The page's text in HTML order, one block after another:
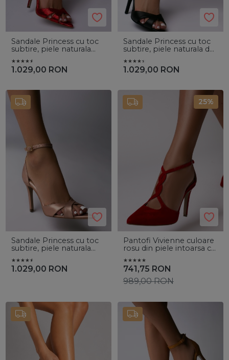
Sandale Princess cu toc
subtire, piele naturala
1.029,00 RON
Sandale Princess cu toc
subtire, piele naturala de
1.029,00 RON
Sandale Princess cu toc
subtire, piele naturala
1.029,00 RON
25%
Pantofi Vivienne culoare
rosu din piele intoarsa cu
741,75 RON
989,00RON